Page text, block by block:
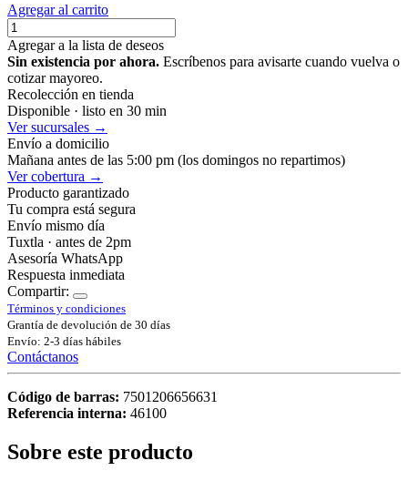
Agregar al carrito
Agregar a la lista de deseos
Sin existencia por ahora. Escríbenos para avisarte cuando vuelva o
cotizar mayoreo.
Recolección en tienda
Disponible · listo en 30 min
Ver sucursales →
Envío a domicilio
Mañana antes de las 5:00 pm (los domingos no repartimos)
Ver cobertura →
Producto garantizado
Tu compra está segura
Envío mismo día
Tuxtla · antes de 2pm
Asesoría WhatsApp
Respuesta inmediata
Compartir:
Términos y condiciones
Grantía de devolución de 30 días
Envío: 2-3 días hábiles
Contáctanos
Código de barras: 7501206656631
Referencia interna: 46100
Sobre este producto